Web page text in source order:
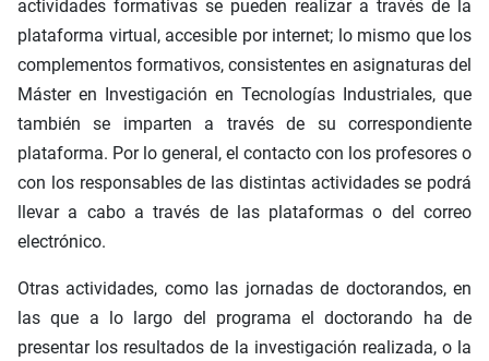
actividades formativas se pueden realizar a través de la
plataforma virtual, accesible por internet; lo mismo que los
complementos formativos, consistentes en asignaturas del
Máster en Investigación en Tecnologías Industriales, que
también se imparten a través de su correspondiente
plataforma. Por lo general, el contacto con los profesores o
con los responsables de las distintas actividades se podrá
llevar a cabo a través de las plataformas o del correo
electrónico.
Otras actividades, como las jornadas de doctorandos, en
las que a lo largo del programa el doctorando ha de
presentar los resultados de la investigación realizada, o la